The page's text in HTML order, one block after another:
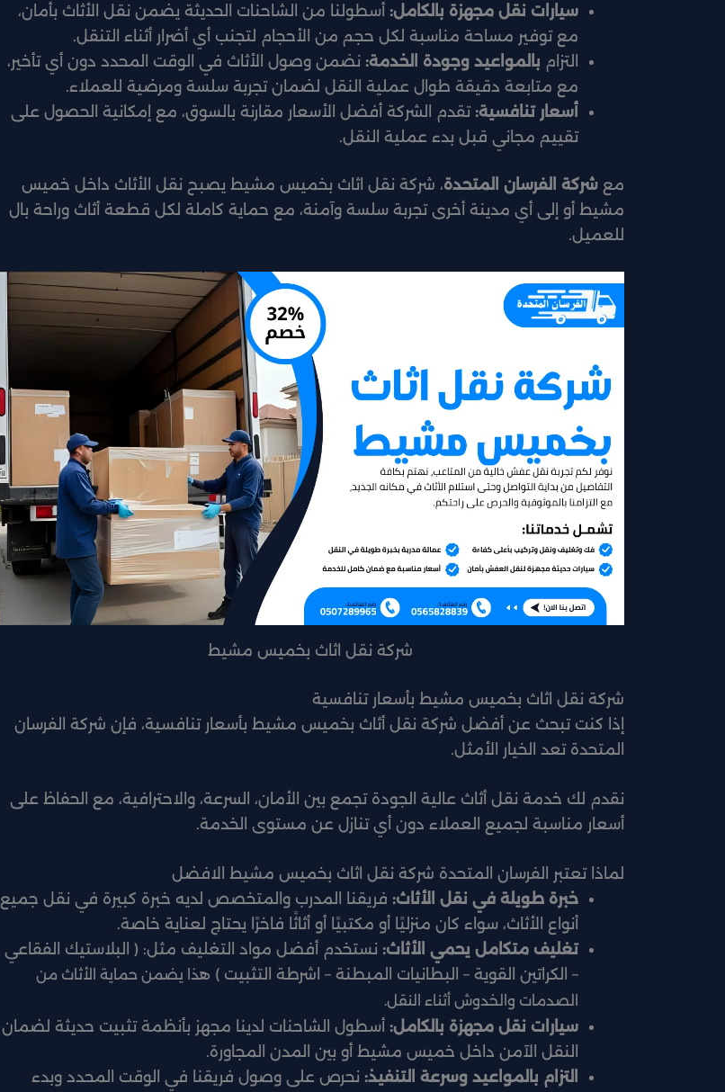
سيارات نقل مجهزة بالكامل: أسطولنا من الشاحنات الحديثة يضمن نقل الأثاث بأمان،
مع توفير مساحة مناسبة لكل حجم من الأحجام لتجنب أي أضرار أثناء التنقل.
التزام بالمواعيد وجودة الخدمة: نضمن وصول الأثاث في الوقت المحدد دون أي تأخير،
مع متابعة دقيقة طوال عملية النقل لضمان تجربة سلسة ومرضية للعملاء.
أسعار تنافسية:تقدم الشركة أفضل الأسعار مقارنة بالسوق، مع إمكانية الحصول على
تقييم مجاني قبل بدء عملية النقل.
مع شركة الفرسان المتحدة، شركة نقل اثاث بخميس مشيط يصبح نقل الأثاث داخل خميس
مشيط أو إلى أي مدينة أخرى تجربة سلسة وآمنة، مع حماية كاملة لكل قطعة أثاث وراحة بال
للعميل.
شركة نقل اثاث بخميس مشيط
شركة نقل اثاث بخميس مشيط بأسعار تنافسية
إذا كنت تبحث عن أفضل شركة نقل أثاث بخميس مشيط بأسعار تنافسية، فإن شركة الفرسان
المتحدة تعد الخيار الأمثل.
نقدم لك خدمة نقل أثاث عالية الجودة تجمع بين الأمان، السرعة، والاحترافية، مع الحفاظ على
أسعار مناسبة لجميع العملاء دون أي تنازل عن مستوى الخدمة.
لماذا تعتبر الفرسان المتحدة شركة نقل اثاث بخميس مشيط الافضل
خبرة طويلة في نقل الأثاث: فريقنا المدرب والمتخصص لديه خبرة كبيرة في نقل جميع
أنواع الأثاث، سواء كان منزليًا أو مكتبيًا أو أثاثًا فاخرًا يحتاج لعناية خاصة.
تغليف متكامل يحمي الأثاث: نستخدم أفضل مواد التغليف مثل: ( البلاستيك الفقاعي
– الكراتين القوية – البطانيات المبطنة – اشرطة التثبيت ) هذا يضمن حماية الأثاث من
الصدمات والخدوش أثناء النقل.
سيارات نقل مجهزة بالكامل: أسطول الشاحنات لدينا مجهز بأنظمة تثبيت حديثة لضمان
النقل الآمن داخل خميس مشيط أو بين المدن المجاورة.
التزام بالمواعيد وسرعة التنفيذ: نحرص على وصول فريقنا في الوقت المحدد وبدء